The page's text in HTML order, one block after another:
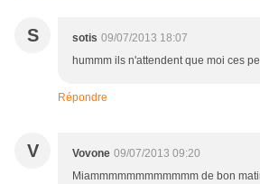
S sotis 09/07/2013 18:07
hummm ils n'attendent que moi ces
Répondre
V Vovone 09/07/2013 09:20
Miammmmmmmmmmmm de bon